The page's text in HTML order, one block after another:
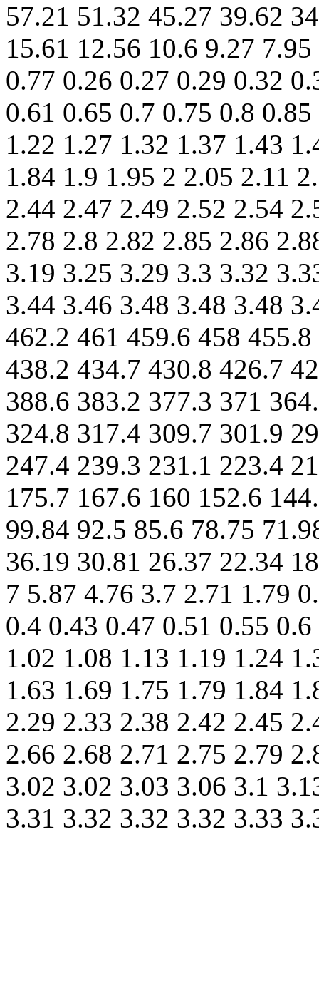
57.21 51.32 45.27 39.62
15.61 12.56 10.6 9.27
0.77 0.26 0.27 0.29 0.32
0.61 0.65 0.7 0.75 0.8
1.22 1.27 1.32 1.37 1.43
1.84 1.9 1.95 2 2.05 2.11
2.44 2.47 2.49 2.52 2.54
2.78 2.8 2.82 2.85 2.86
3.19 3.25 3.29 3.3 3.32
3.44 3.46 3.48 3.48 3.48
462.2 461 459.6 458
438.2 434.7 430.8 426.7
388.6 383.2 377.3 371
324.8 317.4 309.7 301.9
247.4 239.3 231.1 223.4
175.7 167.6 160 152.6
99.84 92.5 85.6 78.75
36.19 30.81 26.37 22.34
7 5.87 4.76 3.7 2.71 1.79
0.4 0.43 0.47 0.51 0.55
1.02 1.08 1.13 1.19 1.24
1.63 1.69 1.75 1.79 1.84
2.29 2.33 2.38 2.42 2.45
2.66 2.68 2.71 2.75 2.79
3.02 3.02 3.03 3.06 3.1
3.31 3.32 3.32 3.32 3.33